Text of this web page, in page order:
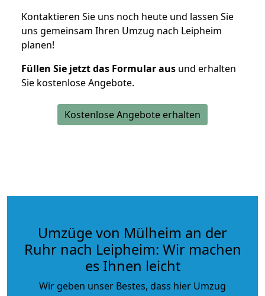
Kontaktieren Sie uns noch heute und lassen Sie
uns gemeinsam Ihren Umzug nach Leipheim
planen!
Füllen Sie jetzt das Formular aus und erhalten
Sie kostenlose Angebote.
Kostenlose Angebote erhalten
Umzüge von Mülheim an der
Ruhr nach Leipheim: Wir machen
es Ihnen leicht
Wir geben unser Bestes, dass hier Umzug